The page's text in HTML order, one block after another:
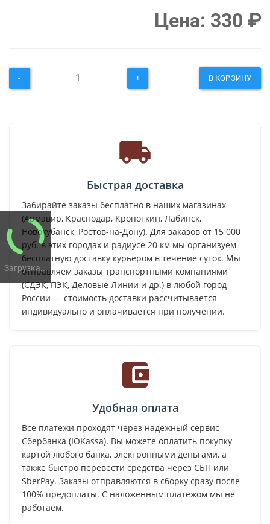
Загрузка...
Цена: 330 ₽
- + В КОРЗИНУ
Быстрая доставка
Забирайте заказы бесплатно в наших магазинах
(Армавир, Краснодар, Кропоткин, Лабинск,
Новокубанск, Ростов-на-Дону). Для заказов от 15 000
руб. в этих городах и радиусе 20 км мы организуем
бесплатную доставку курьером в течение суток. Мы
отправляем заказы транспортными компаниями
(СДЭК, ПЭК, Деловые Линии и др.) в любой город
России — стоимость доставки рассчитывается
индивидуально и оплачивается при получении.
Удобная оплата
Все платежи проходят через надежный сервис
Сбербанка (ЮKassa). Вы можете оплатить покупку
картой любого банка, электронными деньгами, а
также быстро перевести средства через СБП или
SberPay. Заказы отправляются в сборку сразу после
100% предоплаты. С наложенным платежом мы не
работаем.